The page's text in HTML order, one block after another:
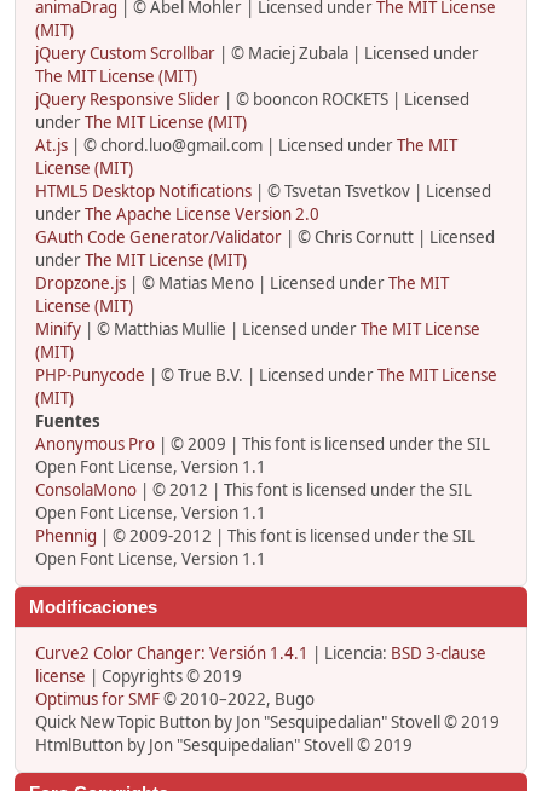
animaDrag | © Abel Mohler | Licensed underThe MIT License
(MIT)
jQuery Custom Scrollbar | © Maciej Zubala | Licensed under
The MIT License (MIT)
jQuery Responsive Slider | © booncon ROCKETS | Licensed
underThe MIT License (MIT)
At.js | © chord.luo@gmail.com | Licensed underThe MIT
License (MIT)
HTML5 Desktop Notifications | © Tsvetan Tsvetkov | Licensed
underThe Apache License Version 2.0
GAuth Code Generator/Validator | © Chris Cornutt | Licensed
underThe MIT License (MIT)
Dropzone.js | © Matias Meno | Licensed underThe MIT
License (MIT)
Minify | © Matthias Mullie | Licensed underThe MIT License
(MIT)
PHP-Punycode | © True B.V. | Licensed underThe MIT License
(MIT)
Fuentes
Anonymous Pro | © 2009 | This font is licensed under the SIL
Open Font License, Version 1.1
ConsolaMono | © 2012 | This font is licensed under the SIL
Open Font License, Version 1.1
Phennig | © 2009-2012 | This font is licensed under the SIL
Open Font License, Version 1.1
Modificaciones
Curve2 Color Changer: Versión 1.4.1 | Licencia: BSD 3-clause
license | Copyrights © 2019
Optimus for SMF© 2010–2022, Bugo
Quick New Topic Button by Jon "Sesquipedalian" Stovell © 2019
HtmlButton by Jon "Sesquipedalian" Stovell © 2019